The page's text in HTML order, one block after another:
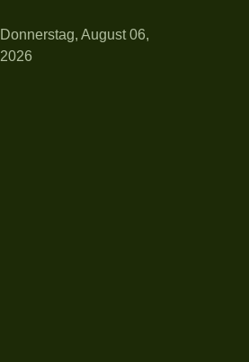
Donnerstag, August 06,
2026